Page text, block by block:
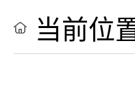
当前位